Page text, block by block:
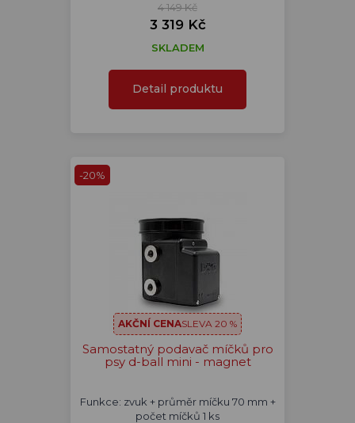
4 149 Kč
3 319 Kč
SKLADEM
Detail produktu
-20%
AKČNÍ CENASLEVA 20 %
Samostatný podavač míčků pro
psy d-ball mini - magnet
Funkce: zvuk + průměr míčku 70 mm +
počet míčků 1 ks